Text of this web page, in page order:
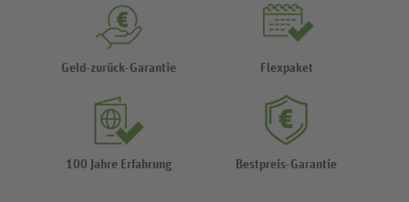
Geld-zurück-Garantie Flexpaket
100 Jahre Erfahrung Bestpreis-Garantie